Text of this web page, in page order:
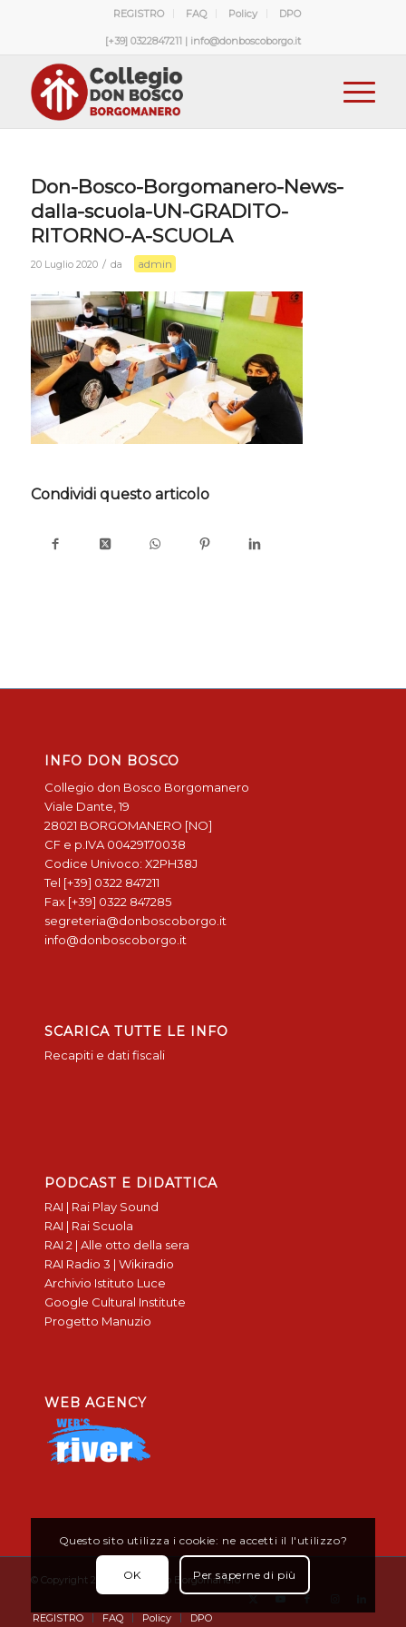
REGISTRO FAQ Policy DPO
[+39] 0322847211 | info@donboscoborgo.it
Don-Bosco-Borgomanero-News-
dalla-scuola-UN-GRADITO-
RITORNO-A-SCUOLA
20 Luglio 2020 / da admin
Condividi questo articolo
INFO DON BOSCO
Collegio don Bosco Borgomanero
Viale Dante, 19
28021 BORGOMANERO [NO]
CF e p.IVA 00429170038
Codice Univoco: X2PH38J
Tel [+39] 0322 847211
Fax [+39] 0322 847285
segreteria@donboscoborgo.it
info@donboscoborgo.it
SCARICA TUTTE LE INFO
Recapiti e dati fiscali
PODCAST E DIDATTICA
RAI | Rai Play Sound
RAI | Rai Scuola
RAI 2 | Alle otto della sera
RAI Radio 3 | Wikiradio
Archivio Istituto Luce
Google Cultural Institute
Progetto Manuzio
WEB AGENCY
© Copyright 2019 - Don Bosco Borgomanero
REGISTRO FAQ Policy DPO
Questo sito utilizza i cookie: ne accetti il l'utilizzo?
OK Per saperne di più